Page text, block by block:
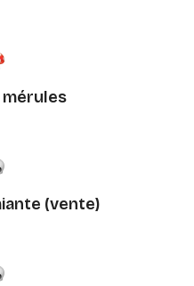
mérules
(vente)